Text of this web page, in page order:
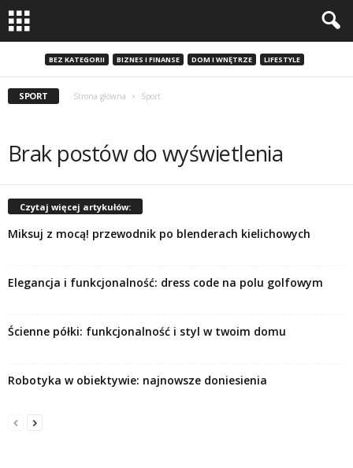
BEZ KATEGORII BIZNES I FINANSE DOM I WNĘTRZE LIFESTYLE
SPORT Strona główna Sport
Brak postów do wyświetlenia
Czytaj więcej artykułów:
Miksuj z mocą! przewodnik po blenderach kielichowych
Elegancja i funkcjonalność: dress code na polu golfowym
Ścienne półki: funkcjonalność i styl w twoim domu
Robotyka w obiektywie: najnowsze doniesienia